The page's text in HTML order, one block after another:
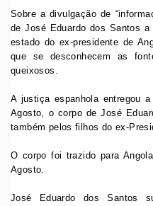
Sobre a divulgação de
de José Eduardo dos Santos
estado do ex-presidente de
que se desconhecem as
queixosos.
A justiça espanhola entregou
Agosto, o corpo de José
também pelos filhos do ex-
O corpo foi trazido para
Agosto.
José Eduardo dos Santos